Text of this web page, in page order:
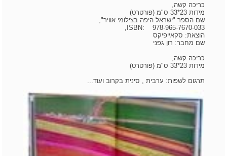
כריכה קשה,
מידות 23*33 ס"מ (פורטרט)
שם הספר "ישראל היפה בצילומי אוויר",
ISBN: 978-965-7670-033,
הוצאת: סקאייפיקס
שם מחבר: רון גפני
כריכה קשה,
מידות 23*33 ס"מ (פורטרט)
תרגום לשפות: ערבית , סינית בקרוב ועוד...